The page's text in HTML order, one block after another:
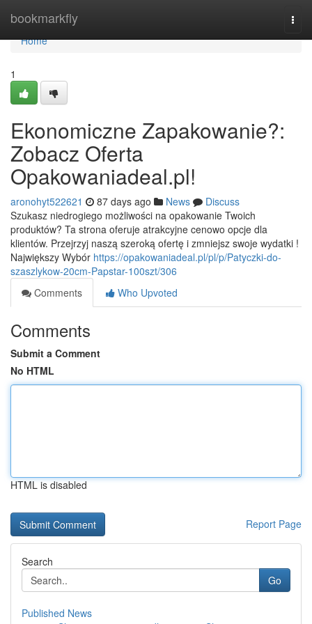
bookmarkfly
Home
Home
1
Ekonomiczne Zapakowanie?:
Zobacz Oferta
Opakowaniadeal.pl!
aronohyt522621 87 days ago News
Discuss
Szukasz niedrogiego możliwości na opakowanie Twoich
produktów? Ta strona oferuje atrakcyjne cenowo opcje dla
klientów. Przejrzyj naszą szeroką ofertę i zmniejsz swoje wydatki !
Największy Wybór https://opakowaniadeal.pl/pl/p/Patyczki-do-
szaszlykow-20cm-Papstar-100szt/306
Comments
Who Upvoted
Comments
Submit a Comment
No HTML
HTML is disabled
Report Page
Search
Go
Published News